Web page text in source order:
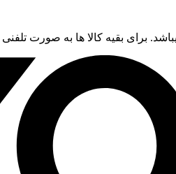
برای بقیه کالا ها به صورت